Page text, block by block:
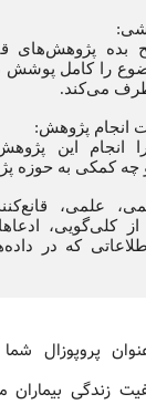
می‌کند.
کمکی به حوزه
پروپوزال
زندگی بیماران